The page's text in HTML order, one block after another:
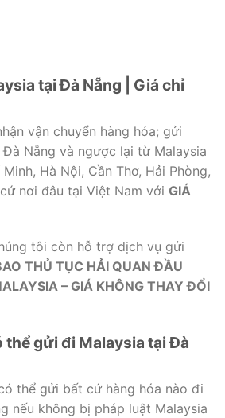
tại Đà Nẵng | Giá chỉ
vận chuyển hàng hóa; gửi
Nẵng và ngược lại từ Malaysia
Hà Nội, Cần Thơ, Hải Phòng,
nơi đâu tại Việt Nam với GIÁ
tôi còn hỗ trợ dịch vụ gửi
THỦ TỤC HẢI QUAN ĐẦU
– GIÁ KHÔNG THAY ĐỔI
thể gửi đi Malaysia tại Đà
thể gửi bất cứ hàng hóa nào đi
nếu không bị pháp luật Malaysia